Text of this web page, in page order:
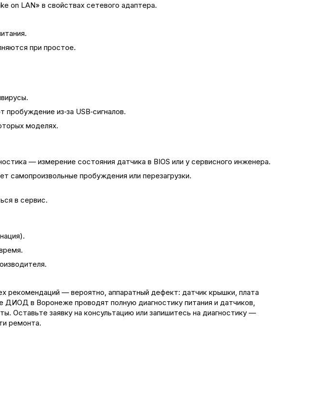
on LAN» в свойствах сетевого адаптера.
при простое.
из‑за USB‑сигналов.
моделях.
— измерение состояния датчика в BIOS или у сервисного инженера.
самопроизвольные пробуждения или перезагрузки.
в сервис.
рекомендаций — вероятно, аппаратный дефект: датчик крышки, плата
ДИОД в Воронеже проводят полную диагностику питания и датчиков,
Оставьте заявку на консультацию или запишитесь на диагностику —
ремонта.